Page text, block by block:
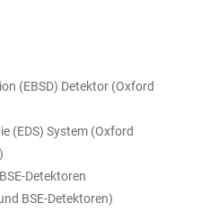
(EBSD) Detektor (Oxford
(EDS) System (Oxford
Detektoren
BSE-Detektoren)